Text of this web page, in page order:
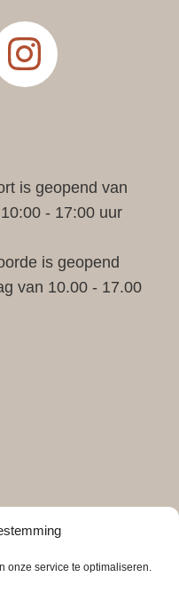
onze service te optimaliseren.
is geopend van
- 17:00 uur
is geopend
van 10.00 - 17.00